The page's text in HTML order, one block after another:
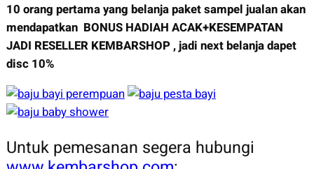
10 orang pertama yang belanja paket sampel jualan akan
mendapatkan BONUS HADIAH ACAK+KESEMPATAN
JADI RESELLER KEMBARSHOP , jadi next belanja dapet
disc 10%
Untuk pemesanan segera hubungi